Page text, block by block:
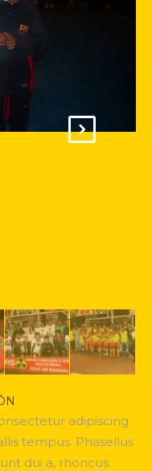
adipiscing
tempus. Phasellus
dui a, rhoncus